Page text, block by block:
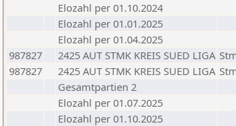
Elozahl per 01.10.2024
Elozahl per 01.01.2025
Elozahl per 01.04.2025
987827
2425 AUT STMK KREIS SUED LIGA
987827
2425 AUT STMK KREIS SUED LIGA
Gesamtpartien 2
Elozahl per 01.07.2025
Elozahl per 01.10.2025